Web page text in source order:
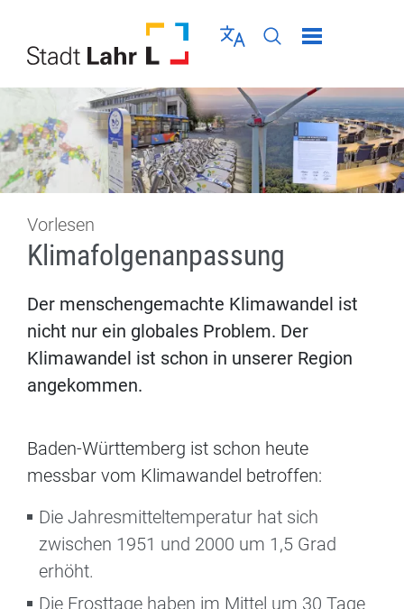
Sprache wählen
Seiten-Suche
Menü schließen
Vorlesen
Klimafolgenanpassung
Der menschengemachte Klimawandel ist
nicht nur ein globales Problem. Der
Klimawandel ist schon in unserer Region
angekommen.
Baden-Württemberg ist schon heute
messbar vom Klimawandel betroffen:
Die Jahresmitteltemperatur hat sich
zwischen 1951 und 2000 um 1,5 Grad
erhöht.
Die Frosttage haben im Mittel um 30 Tage